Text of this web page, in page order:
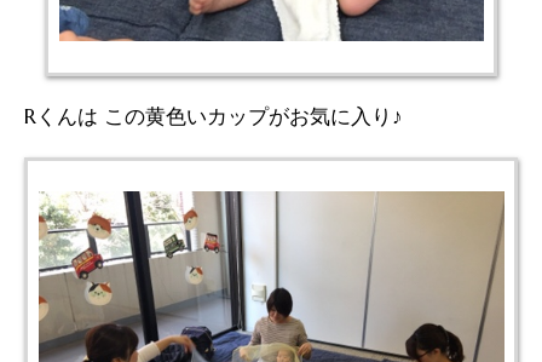
Rくんは この黄色いカップがお気に入り♪